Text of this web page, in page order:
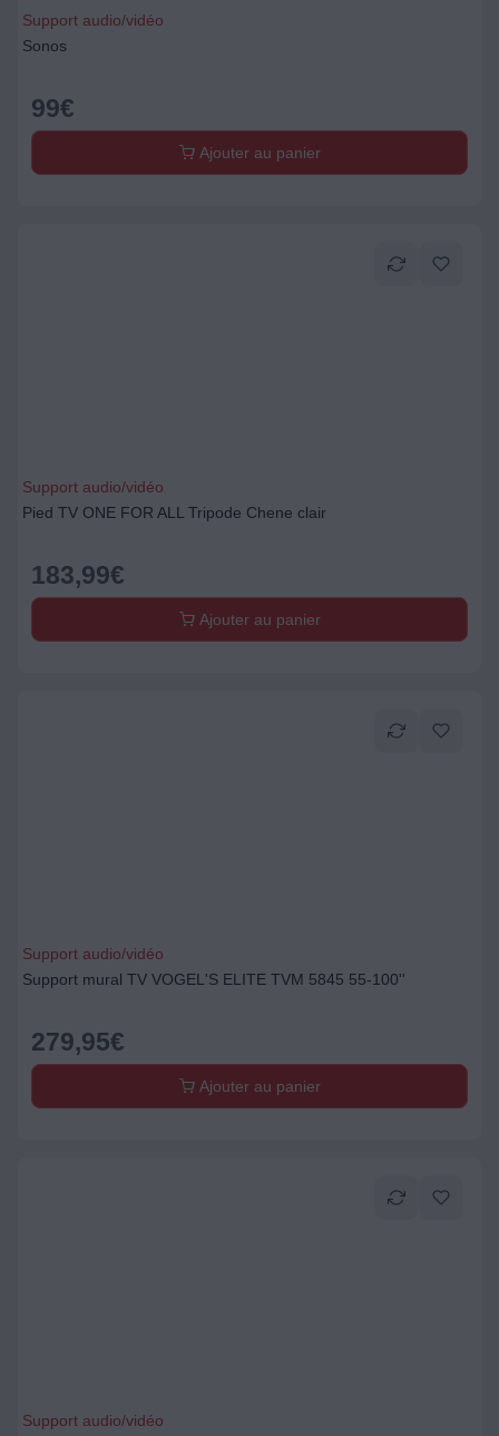
Support audio/vidéo
Sonos
99€
Ajouter au panier
Support audio/vidéo
Pied TV ONE FOR ALL Tripode Chene clair
183,99€
Ajouter au panier
Support audio/vidéo
Support mural TV VOGEL'S ELITE TVM 5845 55-100''
279,95€
Ajouter au panier
Support audio/vidéo